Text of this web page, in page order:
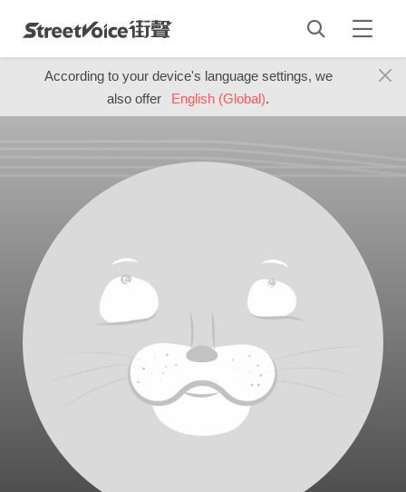
According to your device's language settings, we
also offer
English (Global).